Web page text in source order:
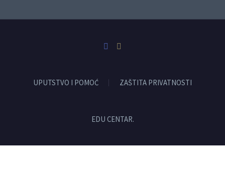
UPUTSTVO I POMOĆ ZAŠTITA PRIVATNOSTI
EDU CENTAR.